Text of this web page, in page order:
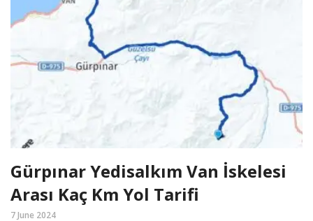
Gürpınar Yedisalkım Van İskelesi
Arası Kaç Km Yol Tarifi
7 June 2024